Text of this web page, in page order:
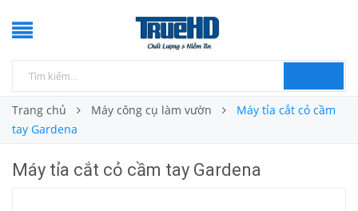
Trang chủ Máy công cụ làm vườn
Máy tỉa cắt cỏ cầm
tay Gardena
Máy tỉa cắt cỏ cầm tay Gardena